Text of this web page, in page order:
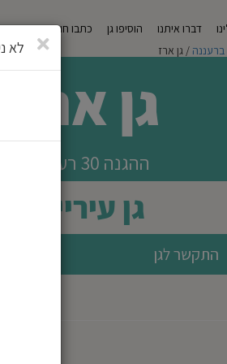
דברו איתנו הוסיפו גן כתבו חוות דעת
ברעננה / גן ארז
גן ארז
ההגנה 30 רעננה
גן עירייה
התקשר לגן
סגירה
לא